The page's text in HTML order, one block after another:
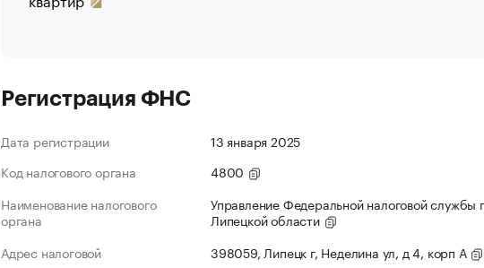
Регистрация ФНС
Дата регистрации
13 января 2025
Код налогового органа
4800
Наименование налогового
органа
Управление Федеральной налоговой службы
Липецкой области
Адрес налоговой
398059, Липецк г, Неделина ул, д 4, корп А